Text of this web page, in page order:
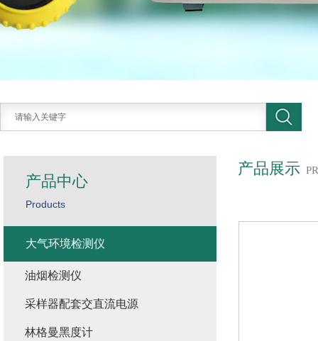
产品展示
产品中心
Products
大气环境检测仪
油烟检测仪
采样器配套交直流电源
林格曼黑度计